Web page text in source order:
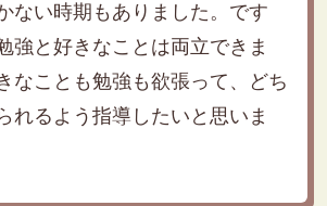
ない時期もありました。です
強と好きなことは両立できま
なことも勉強も欲張って、どち
れるよう指導したいと思いま